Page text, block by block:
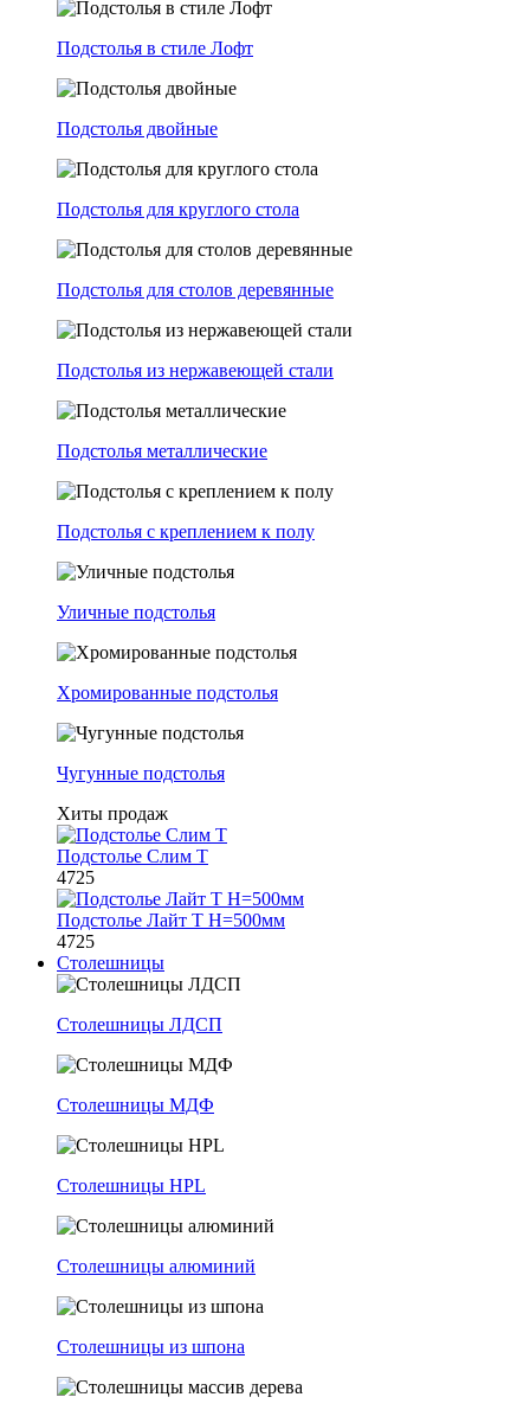
Подстолья в стиле Лофт
Подстолья двойные
Подстолья для круглого стола
Подстолья для столов деревянные
Подстолья из нержавеющей стали
Подстолья металлические
Подстолья с креплением к полу
Уличные подстолья
Хромированные подстолья
Чугунные подстолья
Хиты продаж
Подстолье Слим Т
4725
Подстолье Лайт Т H=500мм
4725
Столешницы
Столешницы ЛДСП
Столешницы МДФ
Столешницы HPL
Столешницы алюминий
Столешницы из шпона